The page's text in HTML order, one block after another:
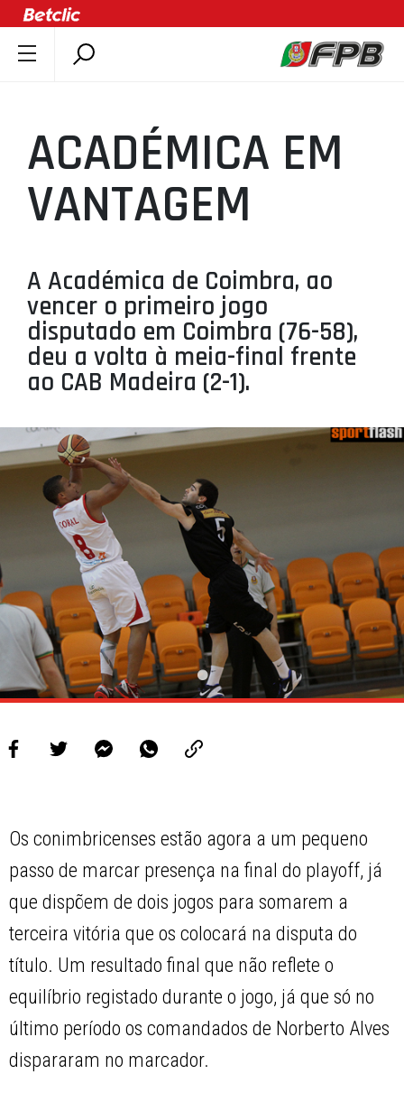
DOCUMENTOS
ÚLTIMAS
COMPETIÇÕES
ASSOCIAÇÕES
AGENTES
AGENDA
SELEÇÕES
MINIBASQUETE
ÁREA TÉCNICA
PROJETOS
LIGA BETCLIC MASCULINA
LIGA BETCLIC FEMININA
ACADÉMICA EM
VANTAGEM
A Académica de Coimbra, ao
vencer o primeiro jogo
disputado em Coimbra (76-58),
deu a volta à meia-final frente
ao CAB Madeira (2-1).
Os conimbricenses estão agora a um pequeno
passo de marcar presença na final do playoff, já
que dispõem de dois jogos para somarem a
terceira vitória que os colocará na disputa do
título. Um resultado final que não reflete o
equilíbrio registado durante o jogo, já que só no
último período os comandados de Norberto Alves
dispararam no marcador.